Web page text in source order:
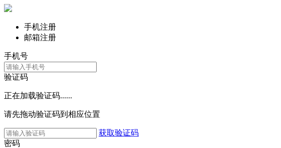
手机注册
邮箱注册
手机号
验证码
正在加载验证码......
请先拖动验证码到相应位置
获取验证码
密码